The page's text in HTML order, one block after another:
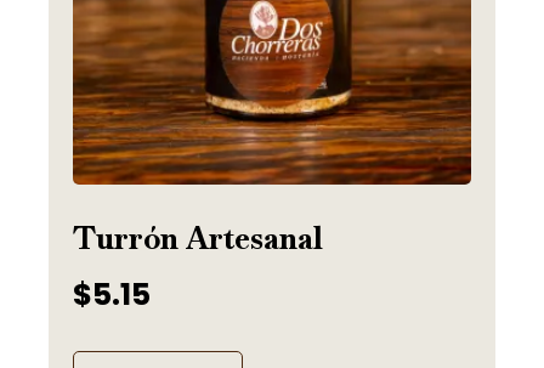
Turrón Artesanal
$5.15